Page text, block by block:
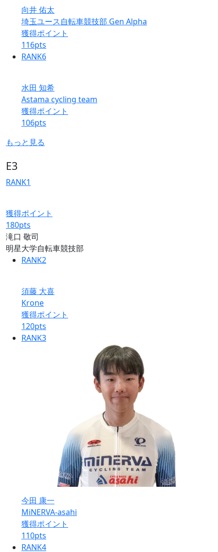
向井 佑太
埼玉ユース自転車競技部 Gen Alpha
獲得ポイント
116pts
RANK6
水田 知希
Astama cycling team
獲得ポイント
106pts
もっと見る
E3
RANK1
獲得ポイント
180pts
滝口 敬司
明星大学自転車競技部
RANK2
須藤 大喜
Krone
獲得ポイント
120pts
RANK3
今田 康一
MiNERVA-asahi
獲得ポイント
110pts
RANK4